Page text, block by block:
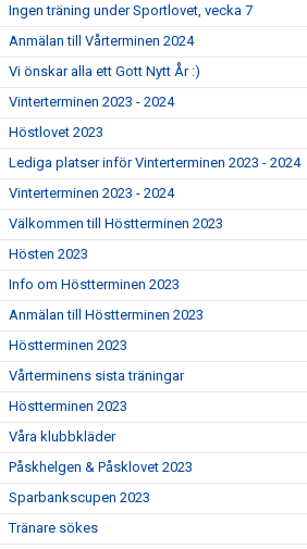
Ingen träning under Sportlovet, vecka 7
Anmälan till Vårterminen 2024
Vi önskar alla ett Gott Nytt År :)
Vinterterminen 2023 - 2024
Höstlovet 2023
Lediga platser inför Vinterterminen 2023 - 2024
Vinterterminen 2023 - 2024
Välkommen till Höstterminen 2023
Hösten 2023
Info om Höstterminen 2023
Anmälan till Höstterminen 2023
Höstterminen 2023
Vårterminens sista träningar
Höstterminen 2023
Våra klubbkläder
Påskhelgen & Påsklovet 2023
Sparbankscupen 2023
Tränare sökes